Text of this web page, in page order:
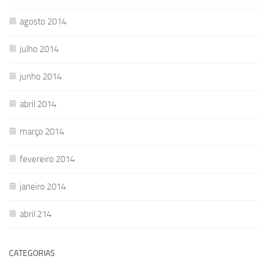
agosto 2014
julho 2014
junho 2014
abril 2014
março 2014
fevereiro 2014
janeiro 2014
abril 214
CATEGORIAS